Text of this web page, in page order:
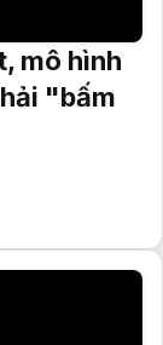
mô hình
"bấm